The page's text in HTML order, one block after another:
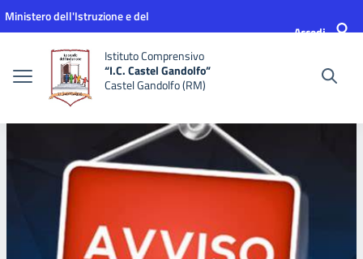
Vai ai contenuti
Vai al menu di navigazione
Vai al footer
Ministero dell'Istruzione e del
Accedi
Istituto Comprensivo
“I.C. Castel Gandolfo”
Castel Gandolfo (RM)